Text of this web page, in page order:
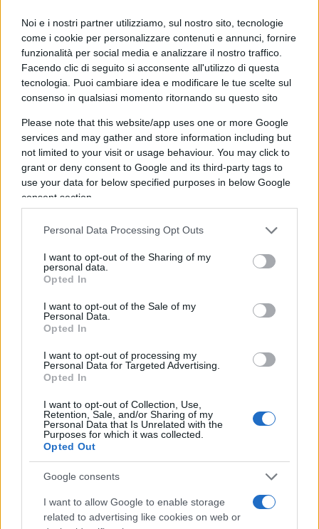
Noi e i nostri partner utilizziamo, sul nostro sito, tecnologie
come i cookie per personalizzare contenuti e annunci, fornire
funzionalità per social media e analizzare il nostro traffico.
Facendo clic di seguito si acconsente all'utilizzo di questa
tecnologia. Puoi cambiare idea e modificare le tue scelte sul
consenso in qualsiasi momento ritornando su questo sito
Please note that this website/app uses one or more Google
services and may gather and store information including but
not limited to your visit or usage behaviour. You may click to
grant or deny consent to Google and its third-party tags to
use your data for below specified purposes in below Google
consent section.
Personal Data Processing Opt Outs
I want to opt-out of the Sharing of my
personal data.
Opted In
I want to opt-out of the Sale of my
Personal Data.
Opted In
I want to opt-out of processing my
Personal Data for Targeted Advertising.
Opted In
I want to opt-out of Collection, Use,
Retention, Sale, and/or Sharing of my
Personal Data that Is Unrelated with the
Purposes for which it was collected.
Opted Out
Google consents
I want to allow Google to enable storage
related to advertising like cookies on web or
13:55 Ottimo davvero Claudio Cerasa sulla storia
deineonati abbandonati, come Juno, e non
facciamo i moralisti collettivi.
15:35 Parola ai commensali.
16:20Politica, Terzo polo a morire.
16:47Andrea Ruggieridirettore delRiformista. In
bocca al lupo a un vero liberale!
pubblica amministrazione: 32 miliardi per ilSole
.
18:54 Cala inflazione in Usa.
19:04 L’orsa era già killer, ma assolta dal Tar.
20:55 Parola ai commensali!